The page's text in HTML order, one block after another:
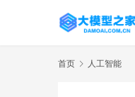
首页 人工智能